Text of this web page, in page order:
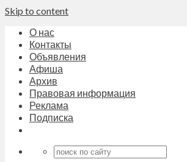
Skip to content
О нас
Контакты
Объявления
Афиша
Архив
Правовая информация
Реклама
Подписка